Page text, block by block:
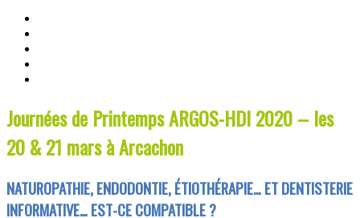
Journées de Printemps ARGOS-HDI 2020 – les
20 & 21 mars à Arcachon
NATUROPATHIE, ENDODONTIE, ÉTIOTHÉRAPIE… ET DENTISTERIE
INFORMATIVE… EST-CE COMPATIBLE ?